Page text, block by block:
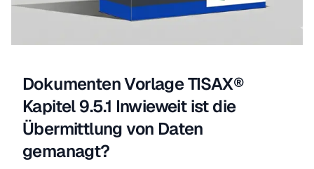
Dokumenten Vorlage TISAX®
Kapitel 9.5.1 Inwieweit ist die
Übermittlung von Daten
gemanagt?